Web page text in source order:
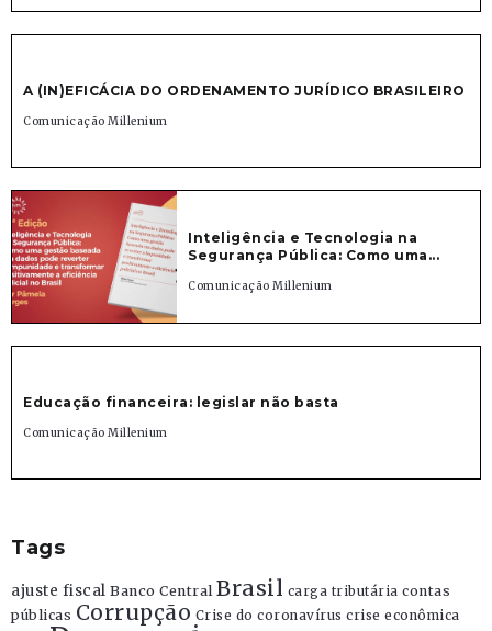
A (IN)EFICÁCIA DO ORDENAMENTO JURÍDICO BRASILEIRO
Comunicação Millenium
Inteligência e Tecnologia na
Segurança Pública: Como uma...
Comunicação Millenium
Educação financeira: legislar não basta
Comunicação Millenium
Tags
ajuste fiscal Banco Central Brasil carga tributária contas
públicas Corrupção Crise do coronavírus crise econômica